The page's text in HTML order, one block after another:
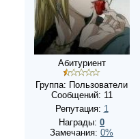
Абитуриент
Группа: Пользователи
Сообщений: 11
Репутация: 1
Награды: 0
Замечания: 0%